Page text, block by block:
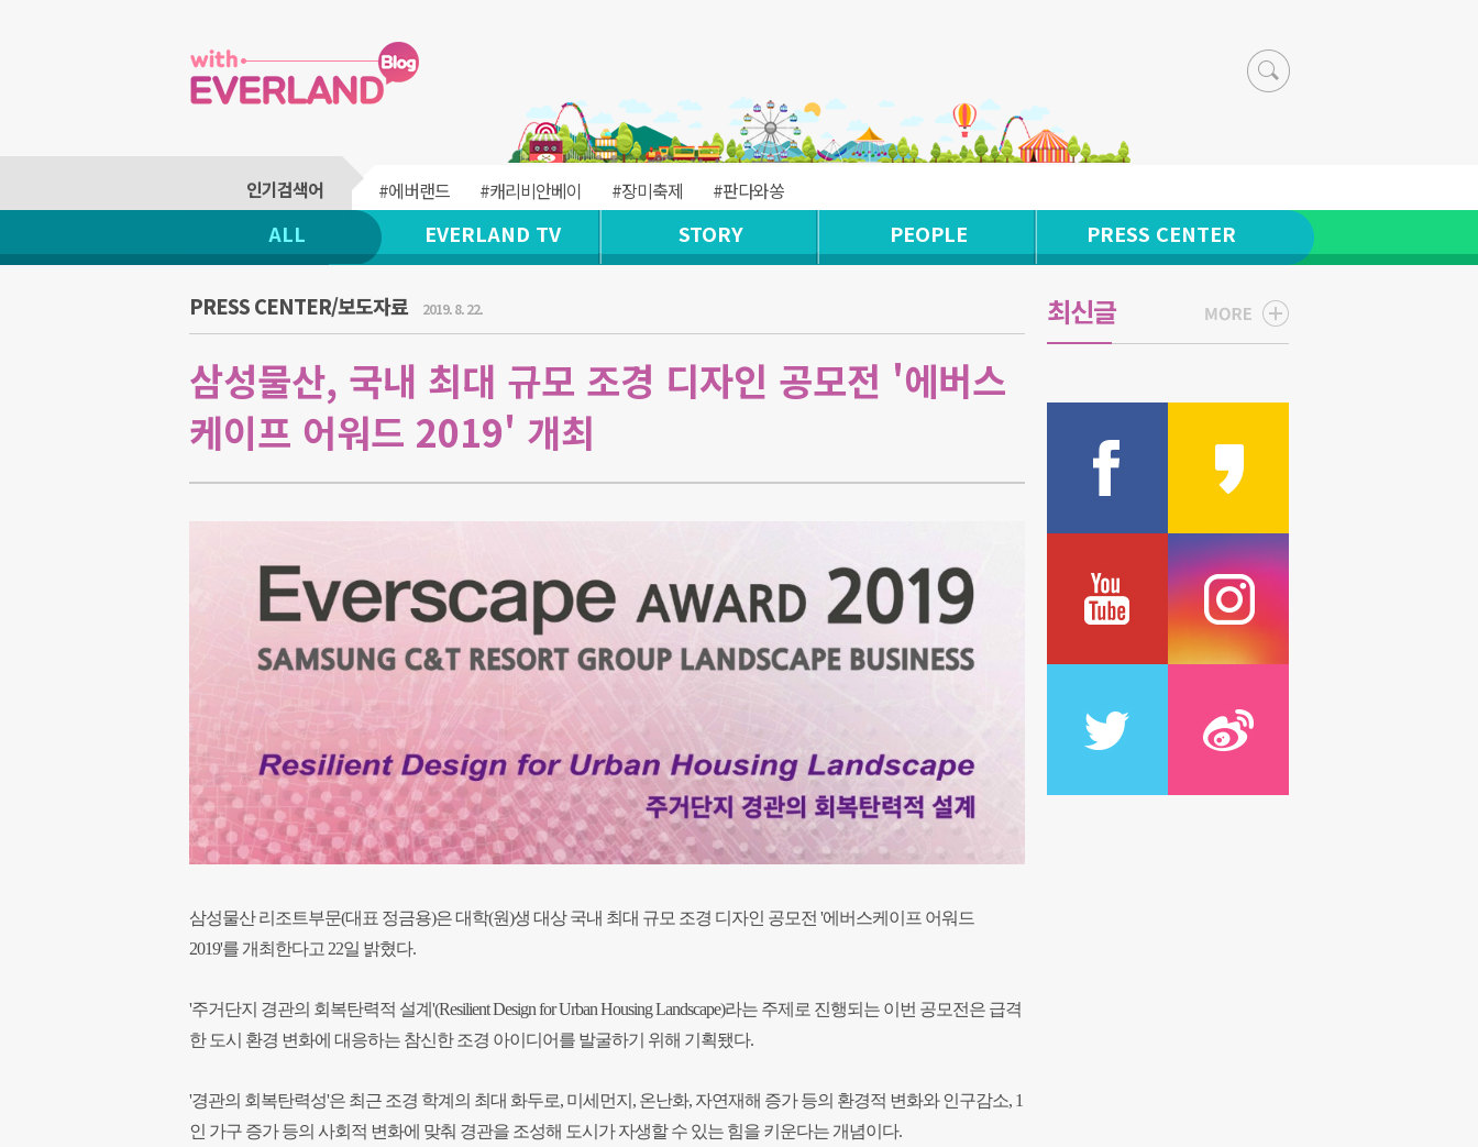
#에버랜드 #캐리비안베이 #장미축제 #판다와쏭
ALL EVERLAND TV STORY PEOPLE PRESS CENTER
PRESS CENTER/보도자료 2019. 8. 22.
삼성물산, 국내 최대 규모 조경 디자인 공모전 '에버스
케이프 어워드 2019' 개최
삼성물산 리조트부문(대표 정금용)은 대학(원)생 대상 국내 최대 규모 조경 디자인 공모전 '에버스케이프 어워드
2019'를 개최한다고 22일 밝혔다.
'주거단지 경관의 회복탄력적 설계'(Resilient Design for Urban Housing Landscape)라는 주제로 진행되는 이번 공모전은 급격
한 도시 환경 변화에 대응하는 참신한 조경 아이디어를 발굴하기 위해 기획됐다.
'경관의 회복탄력성'은 최근 조경 학계의 최대 화두로, 미세먼지, 온난화, 자연재해 증가 등의 환경적 변화와 인구감소, 1
인 가구 증가 등의 사회적 변화에 맞춰 경관을 조성해 도시가 자생할 수 있는 힘을 키운다는 개념이다.
최신글